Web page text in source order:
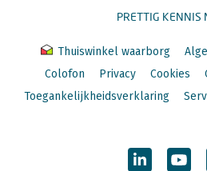
PRETTIG KENNIS
Thuiswinkel waarborg
Colofon
Privacy Cookies
Toegankelijkheidsverklaring